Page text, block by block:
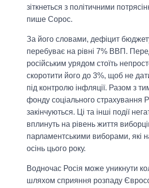
зіткнеться з політичними
пише Сорос.
За його словами, дефіцит
перебуває на рівні 7% ВВП.
російським урядом стоїть
скоротити його до 3%, щоб не
під контролю інфляції. Разом з
фонду соціального страхування
закінчуються. Ці та інші події
вплинуть на рівень життя
парламентськими виборами, які
осінь цього року.
Водночас Росія може уникнути
шляхом сприяння розпаду